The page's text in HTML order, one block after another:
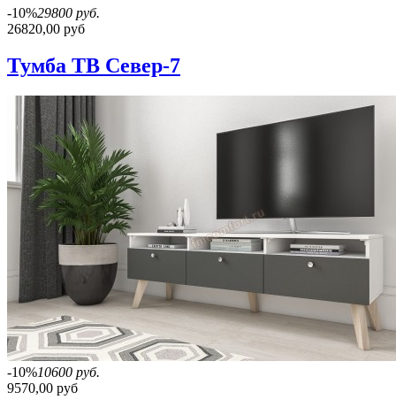
-10%29800 руб.
26820,00 руб
Тумба ТВ Север-7
-10%10600 руб.
9570,00 руб